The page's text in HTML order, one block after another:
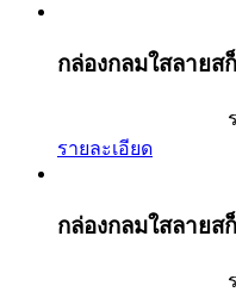
กล่องกลมใสลายส
รายละเอียด
กล่องกลมใสลายส